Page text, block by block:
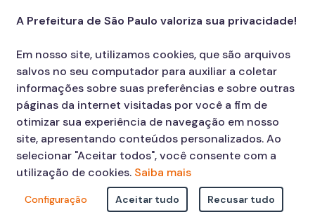
© COPYRIGHT 2026,
Prefeitura Municipal de São Paulo Viaduto do Cha,
A Prefeitura de São Paulo valoriza sua privacidade!
Em nosso site, utilizamos cookies, que são arquivos
salvos no seu computador para auxiliar a coletar
informações sobre suas preferências e sobre outras
páginas da internet visitadas por você a fim de
otimizar sua experiência de navegação em nosso
site, apresentando conteúdos personalizados. Ao
selecionar "Aceitar todos", você consente com a
utilização de cookies. Saiba mais
Configuração Aceitar tudo Recusar tudo